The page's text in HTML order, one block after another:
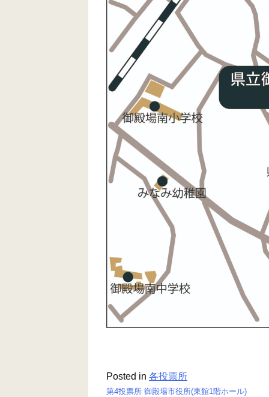
Posted in 各投票所
第4投票所 御殿場市役所(東館1階ホール)